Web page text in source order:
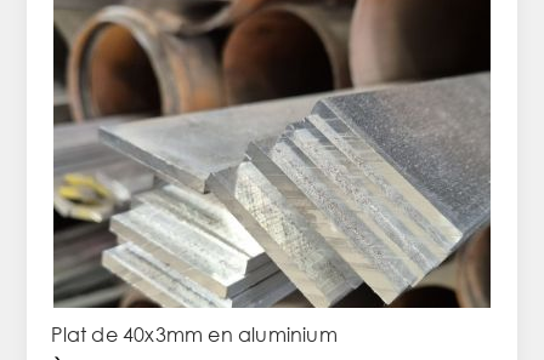
Plat de 40x3mm en aluminium